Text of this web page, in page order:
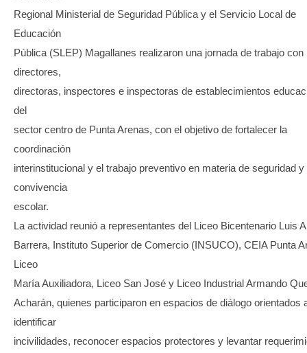
Regional Ministerial de Seguridad Pública y el Servicio Local de
Educación
Pública (SLEP) Magallanes realizaron una jornada de trabajo con
directores,
directoras, inspectores e inspectoras de establecimientos
del
sector centro de Punta Arenas, con el objetivo de fortalecer la
coordinación
interinstitucional y el trabajo preventivo en materia de seguridad y
convivencia
escolar.
La actividad reunió a representantes del Liceo Bicentenario Luis
Barrera, Instituto Superior de Comercio (INSUCO), CEIA Punta
Liceo
María Auxiliadora, Liceo San José y Liceo Industrial Armando
Acharán, quienes participaron en espacios de diálogo orientados
identificar
incivilidades, reconocer espacios protectores y levantar